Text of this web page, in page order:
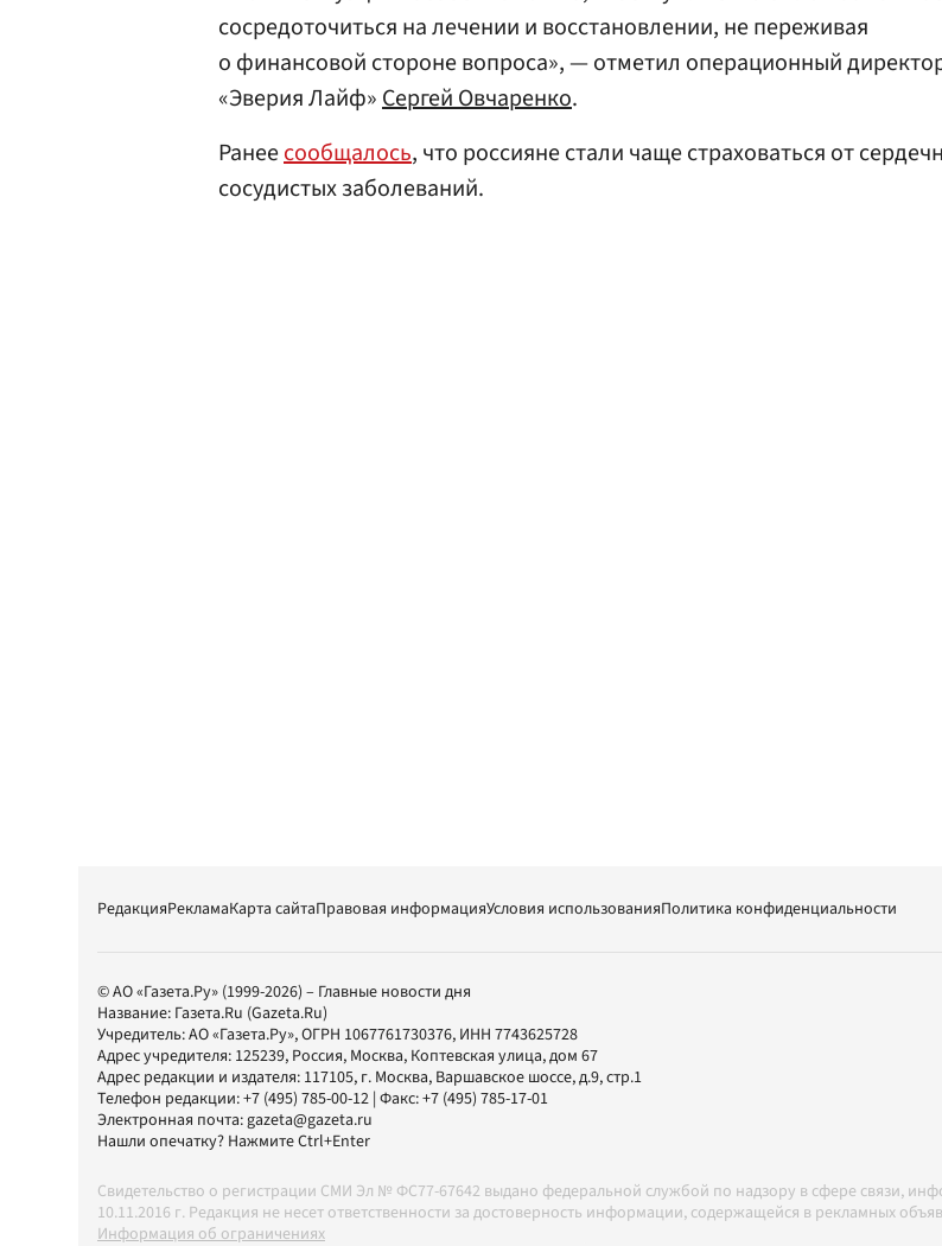
сосредоточиться на лечении и восстановлении, не переживая
о финансовой стороне вопроса», — отметил операционный
«Эверия Лайф»Сергей Овчаренко.
Ранеесообщалось, что россияне стали чаще страховаться от
сосудистых заболеваний.
РедакцияРекламаКарта сайтаПравовая информацияУсловия использованияПолитика конфиденциальности
© АО «Газета.Ру» (1999-2026) – Главные новости дня
Название: Газета.Ru (Gazeta.Ru)
Учредитель:АО «Газета.Ру», ОГРН 1067761730376, ИНН 7743625728
Адрес учредителя: 125239, Россия, Москва, Коптевская улица, дом 67
Адрес редакции и издателя: 117105, г. Москва, Варшавское шоссе, д.9, стр.1
Телефон редакции:+7 (495) 785-00-12 | Факс:+7 (495) 785-17-01
Электронная почта:gazeta@gazeta.ru
Нашли опечатку? Нажмите Ctrl+Enter
Свидетельство о регистрации СМИ Эл № ФС77-67642 выдано федеральной службой по надзору в сфере связи,
10.11.2016 г. Редакция не несет ответственности за достоверность информации, содержащейся в рекламных
Информация об ограничениях